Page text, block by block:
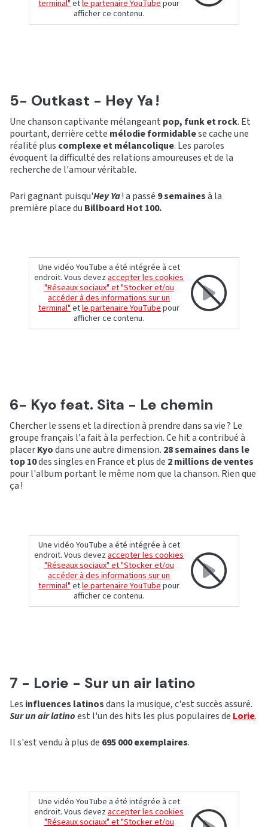
terminal"etle partenaire YouTubepour
afficher ce contenu.
5- Outkast - Hey Ya !
Une chanson captivante mélangeant pop, funk et rock. Et
pourtant, derrière cette mélodie formidablese cache une
réalité plus complexe et mélancolique. Les paroles
évoquent la difficulté des relations amoureuses et de la
recherche de l'amour véritable.
Pari gagnant puisqu'HeyYa! a passé 9 semainesà la
première place du Billboard Hot 100.
Une vidéo YouTube a été intégrée à cet
endroit. Vous devez accepter les cookies
"Réseaux sociaux" et "Stocker et/ou
accéder à des informations sur un
terminal" etle partenaire YouTube pour
afficher ce contenu.
6- Kyo feat. Sita - Le chemin
Chercher le ssens et la direction à prendre dans sa vie ? Le
groupe français l'a fait à la perfection. Ce hit a contribué à
placerKyodans une autre dimension. 28 semaines dans le
top 10des singles en France et plus de 2 millions de ventes
pour l'album portant le même nom que la chanson. Rien que
ça !
Une vidéo YouTube a été intégrée à cet
endroit. Vous devezaccepter les cookies
"Réseaux sociaux" et "Stocker et/ou
accéder à des informations sur un
terminal"etle partenaire YouTubepour
afficher ce contenu.
7 - Lorie - Sur un air latino
Les influences latinosdans la musique, c'est succès assuré.
Sur un air latinoest l'un des hits les plus populaires de Lorie.
Il s'est vendu à plus de 695 000 exemplaires.
Une vidéo YouTube a été intégrée à cet
endroit. Vous devezaccepter les cookies
"Réseaux sociaux" et "Stocker et/ou